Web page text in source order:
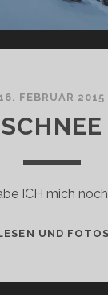
16. FEBRUAR 2015
SCHNEE
ICH mich
UND